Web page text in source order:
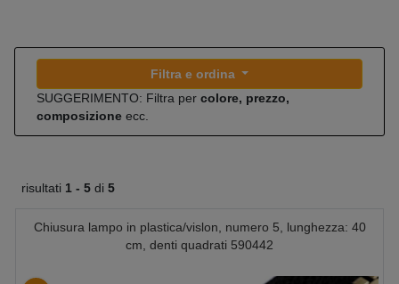
Filtra e ordina
SUGGERIMENTO: Filtra per colore, prezzo,
composizione ecc.
risultati 1 - 5 di 5
Chiusura lampo in plastica/vislon, numero 5, lunghezza: 40
cm, denti quadrati 590442